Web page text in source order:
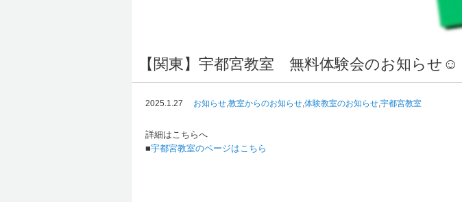
【関東】宇都宮教室 無料体験会のお知らせ☺
2025.1.27 お知らせ,教室からのお知らせ,体験教室のお知らせ,宇都宮教室
詳細はこちらへ
■宇都宮教室のページはこちら